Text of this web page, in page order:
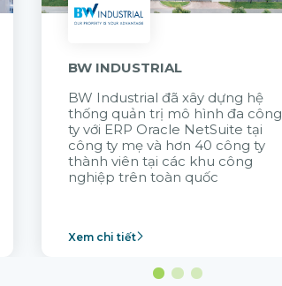
BW INDUSTRIAL
BW Industrial đã xây dựng hệ
thống quản trị mô hình đa công
ty với ERP Oracle NetSuite tại
công ty mẹ và hơn 40 công ty
thành viên tại các khu công
nghiệp trên toàn quốc
Xem chi tiết